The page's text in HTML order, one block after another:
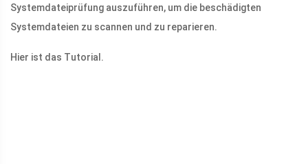
Systemdateiprüfung auszuführen, um die beschädigten
Systemdateien zu scannen und zu reparieren.
Hier ist das Tutorial.